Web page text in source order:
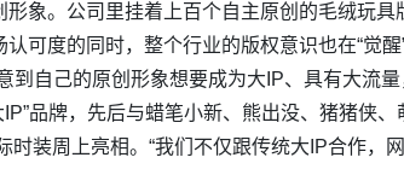
象。公司里挂着上百个自主原创的毛绒玩具
可度的同时，整个行业的版权意识也在“觉
到自己的原创形象想要成为大IP、具有大流
IP”品牌，先后与蜡笔小新、熊出没、猪猪
时装周上亮相。“我们不仅跟传统大IP合作